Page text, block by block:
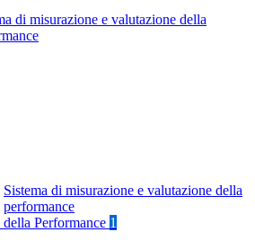
di misurazione e valutazione della
Sistema di misurazione e valutazione della
performance
della Performance 1